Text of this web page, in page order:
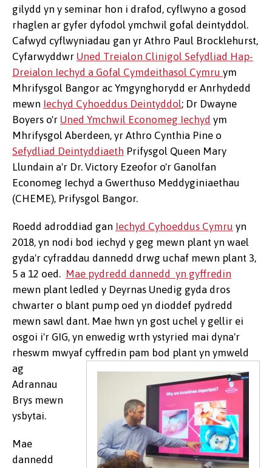
gilydd yn y seminar hon i drafod, cyflwyno a gosod
rhaglen ar gyfer dyfodol ymchwil gofal deintyddol.
Cafwyd cyflwyniadau gan yr Athro Paul Brocklehurst,
Cyfarwyddwr Uned Treialon Clinigol Sefydliad Hap-
Dreialon Iechyd a Gofal Cymdeithasol Cymru ym
Mhrifysgol Bangor ac Ymgynghorydd er Anrhydedd
mewn Iechyd Cyhoeddus Deintyddol; Dr Dwayne
Boyers o'r Uned Ymchwil Economeg Iechyd ym
Mhrifysgol Aberdeen, yr Athro Cynthia Pine o
Sefydliad Deintyddiaeth Prifysgol Queen Mary
Llundain a'r Dr. Victory Ezeofor o'r Ganolfan
Economeg Iechyd a Gwerthuso Meddyginiaethau
(CHEME), Prifysgol Bangor.
Roedd adroddiad gan Iechyd Cyhoeddus Cymru yn
2018, yn nodi bod iechyd y geg mewn plant yn wael
gyda'r cyfraddau dannedd drwg uchaf mewn plant 3,
5 a 12 oed. Mae pydredd dannedd yn gyffredin
mewn plant ledled y Deyrnas Unedig gyda dros
chwarter o blant pump oed yn dioddef pydredd
mewn sawl dant. Mae hwn yn gost uchel y gellir ei
osgoi i'r GIG, yn enwedig wrth ystyried mai dyna'r
rheswm mwyaf cyffredin pam bod plant yn ymweld
ag
Adrannau
Brys mewn
ysbytai.
Mae
dannedd